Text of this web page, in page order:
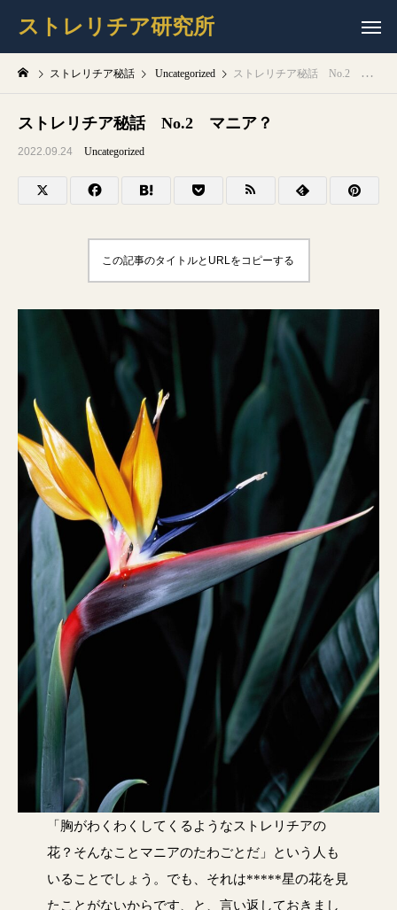
ストレリチア研究所
ストレリチア秘話 Uncategorized ストレリチア秘話 No.2 マニア？
ストレリチア秘話 No.2 マニア？
2022.09.24 Uncategorized
この記事のタイトルとURLをコピーする
「胸がわくわくしてくるようなストレリチアの
花？そんなことマニアのたわごとだ」という人も
いることでしょう。でも、それは*****星の花を見
たことがないからです、と、言い返しておきまし